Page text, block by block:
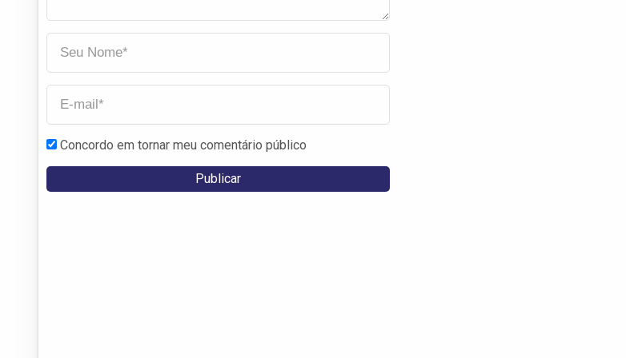
Concordo em tornar meu comentário público